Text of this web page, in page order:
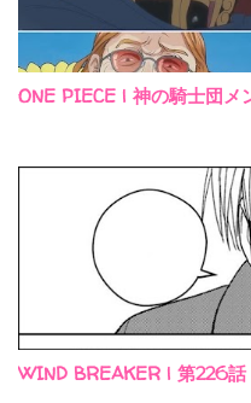
ONE PIECE | 神の騎士団
WIND BREAKER | 第226